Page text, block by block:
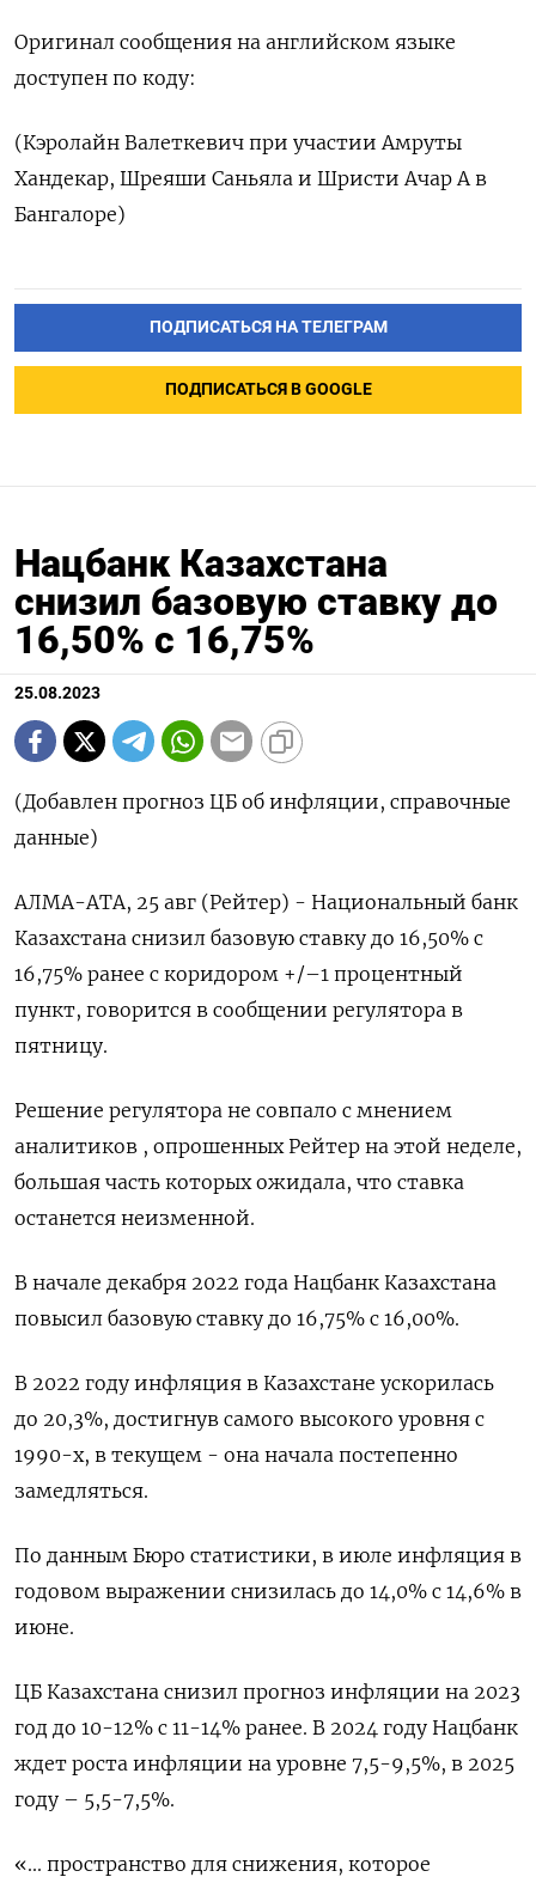
Оригинал сообщения на английском языке
доступен по коду:
(Кэролайн Валеткевич при участии Амруты
Хандекар, Шреяши Саньяла и Шристи Ачар А в
Бангалоре)
ПОДПИСАТЬСЯ НА ТЕЛЕГРАМ
ПОДПИСАТЬСЯ В GOOGLE
Нацбанк Казахстана
снизил базовую ставку до
16,50% с 16,75%
25.08.2023
(Добавлен прогноз ЦБ об инфляции, справочные
данные)
АЛМА-АТА, 25 авг (Рейтер) - Национальный банк
Казахстана снизил базовую ставку до 16,50% с
16,75% ранее с коридором +/–1 процентный
пункт, говорится в сообщении регулятора в
пятницу.
Решение регулятора не совпало с мнением
аналитиков , опрошенных Рейтер на этой неделе,
большая часть которых ожидала, что ставка
останется неизменной.
В начале декабря 2022 года Нацбанк Казахстана
повысил базовую ставку до 16,75% с 16,00%.
В 2022 году инфляция в Казахстане ускорилась
до 20,3%, достигнув самого высокого уровня с
1990-х, в текущем - она начала постепенно
замедляться.
По данным Бюро статистики, в июле инфляция в
годовом выражении снизилась до 14,0% с 14,6% в
июне.
ЦБ Казахстана снизил прогноз инфляции на 2023
год до 10-12% с 11-14% ранее. В 2024 году Нацбанк
ждет роста инфляции на уровне 7,5-9,5%, в 2025
году – 5,5-7,5%.
«... пространство для снижения, которое